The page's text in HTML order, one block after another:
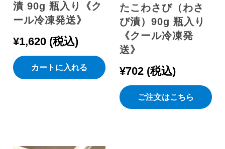
漬 90g 瓶入り《ク
ール冷凍発送》
¥1,620 税込
カートに入れる
たこわさび（わさ
び漬）90g 瓶入り
《クール冷凍発
送》
¥702 税込
ご注文はこちら